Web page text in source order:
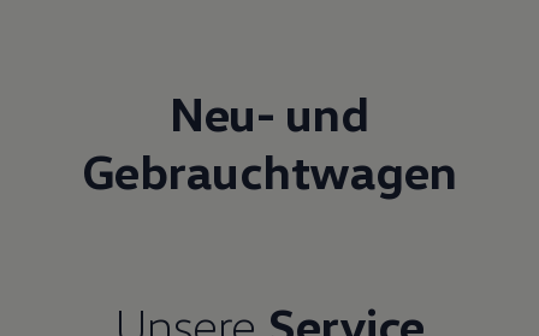
Neu- und
Gebrauchtwagen